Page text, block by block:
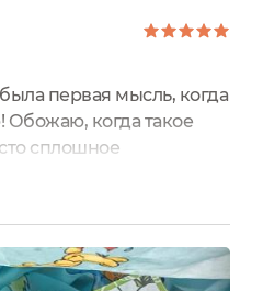
первая мысль, когда
Обожаю, когда такое
сплошное
набора на 30 минут,
что мне нравится
Я выбрала набор с
- LIGHT, я не все